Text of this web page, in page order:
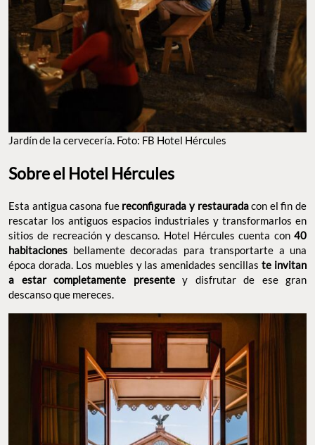
Jardín de la cervecería. Foto: FB Hotel Hércules
Sobre el Hotel Hércules
Esta antigua casona fue reconfigurada y restauradacon el fin de
rescatar los antiguos espacios industriales y transformarlos en
sitios de recreación y descanso. Hotel Hércules cuenta con 40
habitaciones bellamente decoradas para transportarte a una
época dorada. Los muebles y las amenidades sencillaste invitan
a estar completamente presente y disfrutar de ese gran
descanso que mereces.